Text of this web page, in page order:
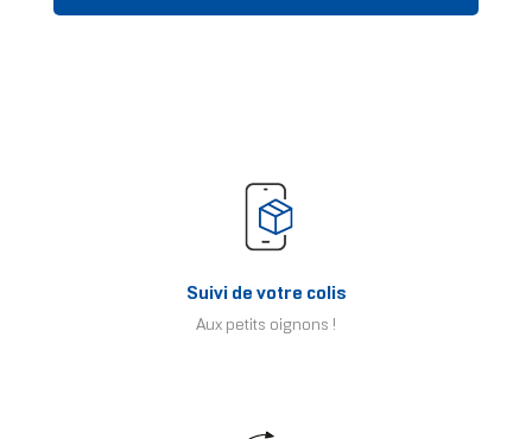
Suivi de votre colis
Aux petits oignons !